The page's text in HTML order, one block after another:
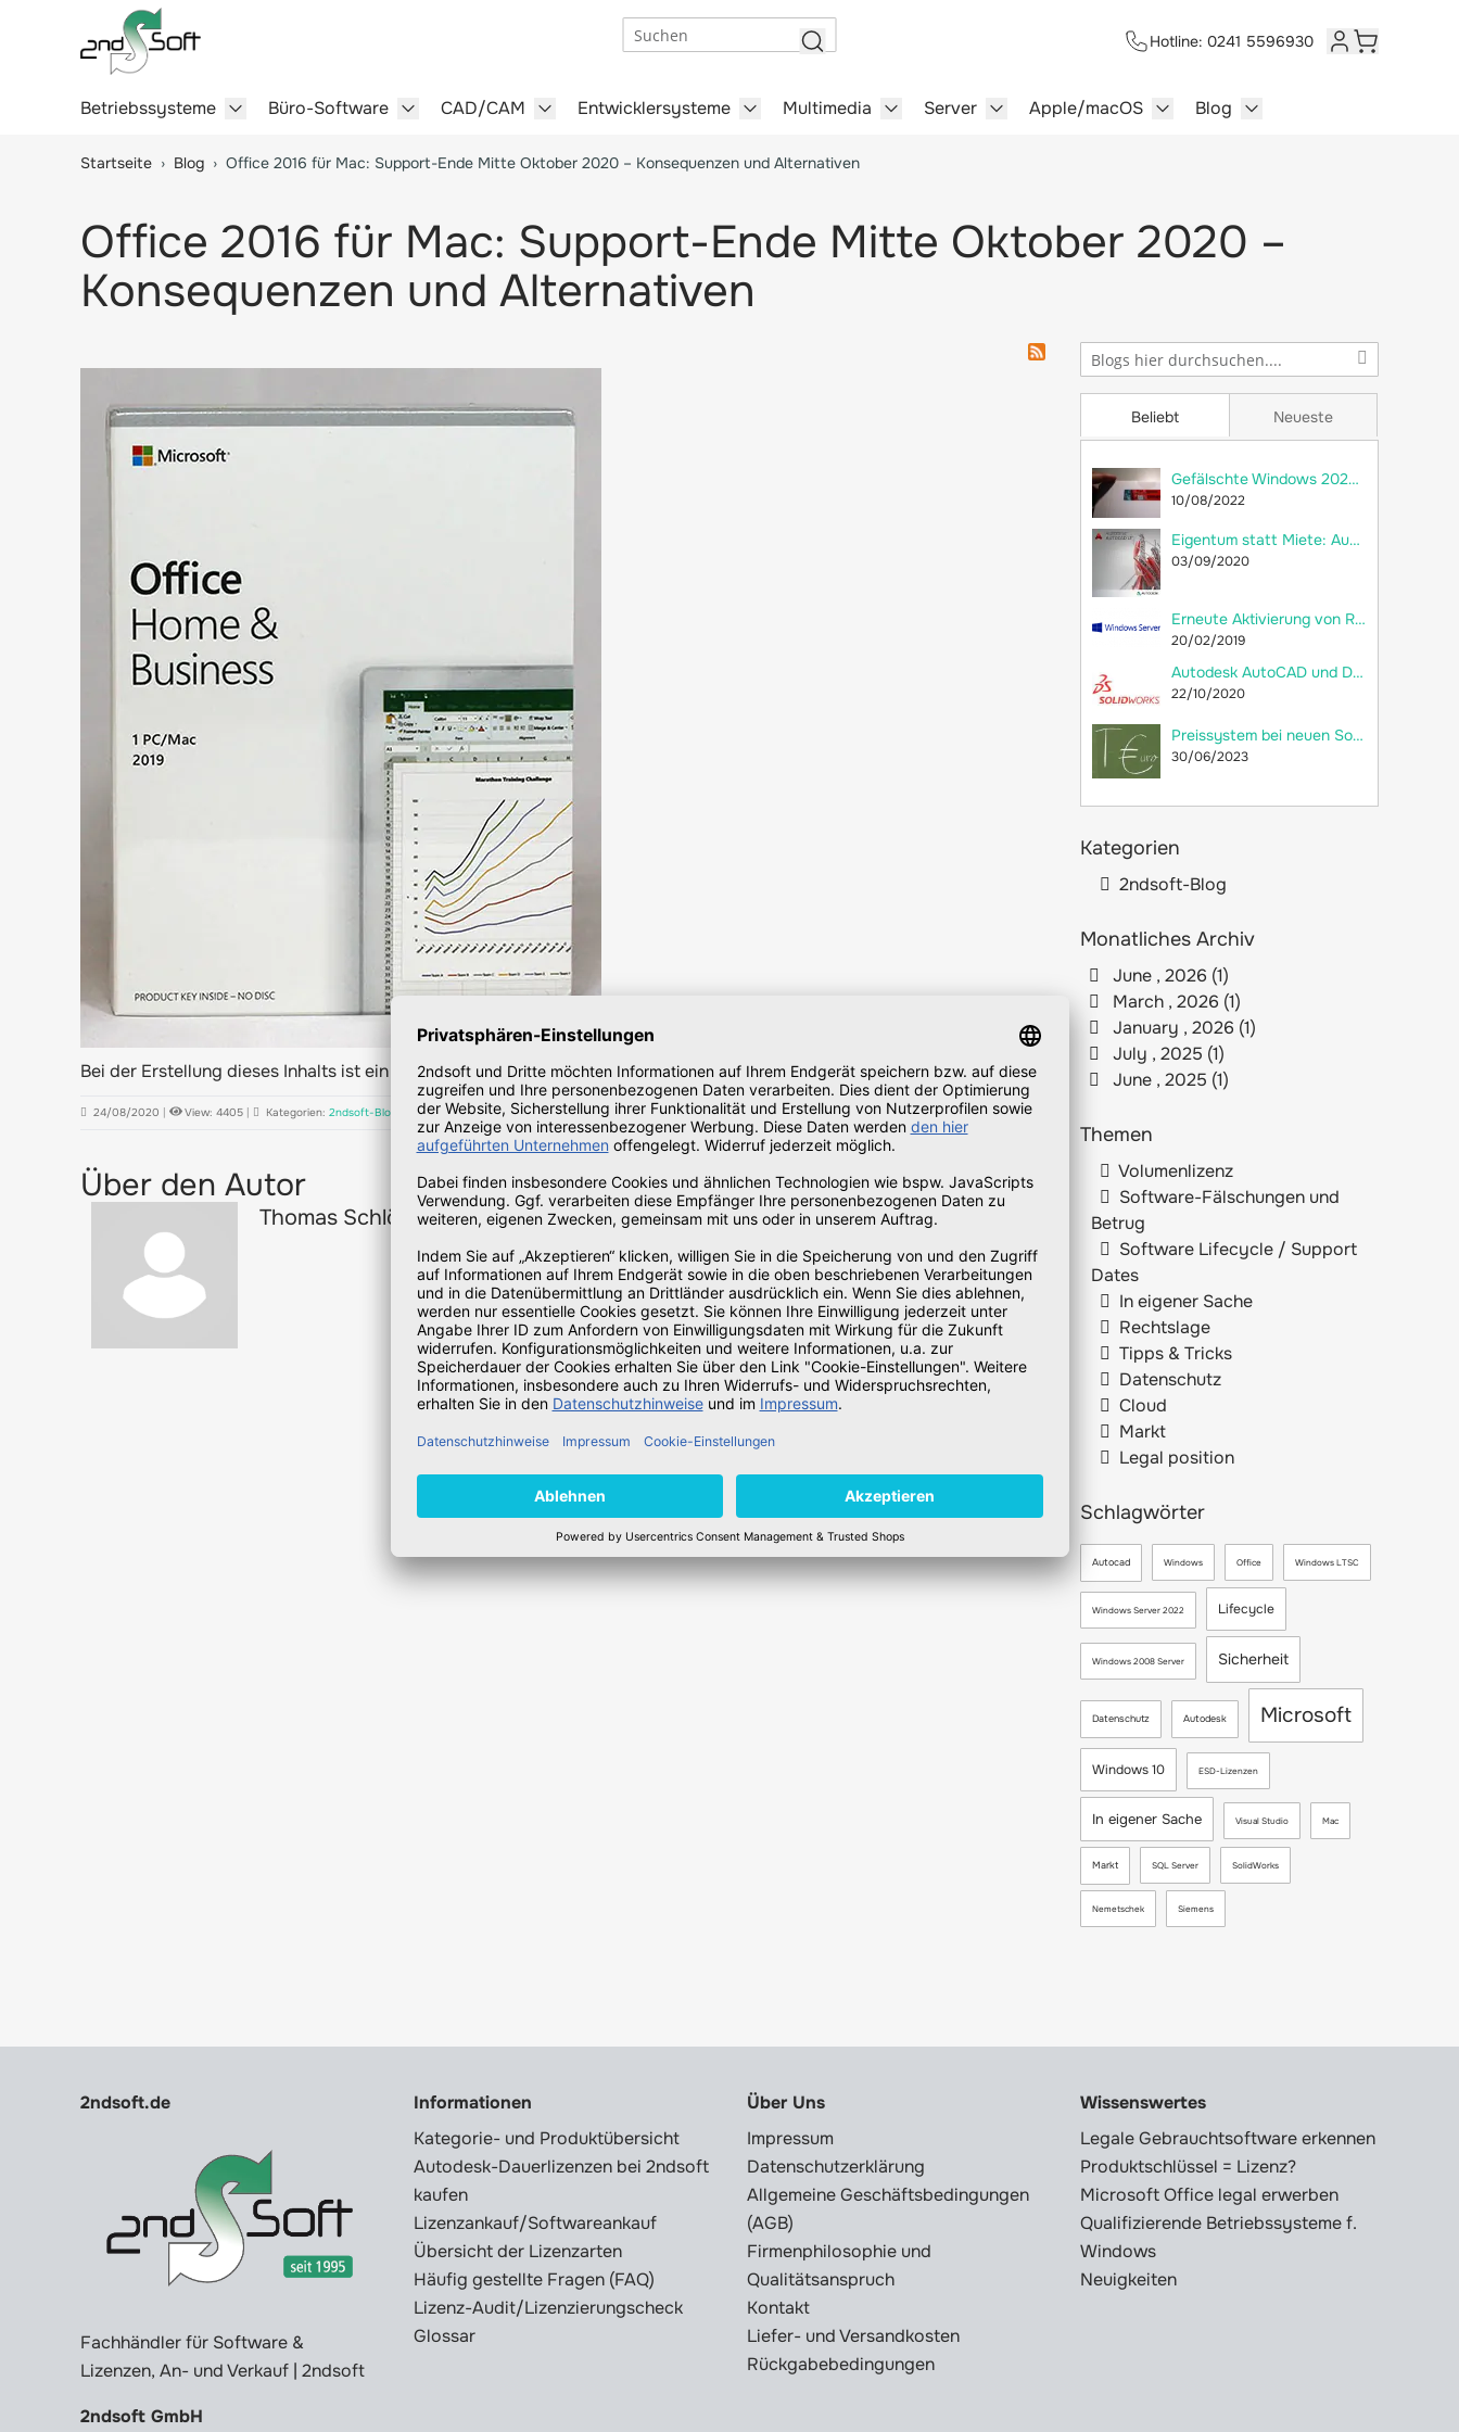
Betriebssysteme
Büro-Software
CAD/CAM
Entwicklersysteme
Multimedia
Server
Apple/macOS
Blog
Hotline: 0241 5596930 Kundenkonto
Warenkorb
Startseite › Blog › Office 2016 für Mac: Support-Ende Mitte Oktober 2020 – Konsequenzen und Alternativen
Office 2016 für Mac: Support-Ende Mitte Oktober 2020 –
Konsequenzen und Alternativen
Beliebt
Gefälschte Windows 2022 Server im Umlauf
10/08/2022
Eigentum statt Miete: Autodesk AutoCAD LT 2018 jetzt als Dauerlizenz bei 2ndsoft kaufen!
03/09/2020
Erneute Aktivierung von RDS-CALs und Neuerstellung der Remotedesktop-Lizenzdatenbank
20/02/2019
Autodesk AutoCAD und Dassault Systèmes SolidWorks: Welche Unterschiede gibt es?
22/10/2020
Preissystem bei neuen SolidWorks-Lizenzen: versteckte Preiserhöhung
30/06/2023
Neueste
Kategorien
2ndsoft-Blog
Monatliches Archiv
June , 2026 (1)
March , 2026 (1)
January , 2026 (1)
July , 2025 (1)
June , 2025 (1)
Themen
Volumenlizenz
Software-Fälschungen und
Betrug
Software Lifecycle / Support
Dates
In eigener Sache
Rechtslage
Tipps & Tricks
Datenschutz
Cloud
Markt
Legal position
Schlagwörter
Autocad Windows Office Windows LTSC
Windows Server 2022 Lifecycle
Windows 2008 Server Sicherheit
Datenschutz Autodesk Microsoft
Windows 10 ESD-Lizenzen
In eigener Sache Visual Studio Mac
Markt SQL Server SolidWorks
Nemetschek Siemens
Bei der Erstellung dieses Inhalts ist ein Fehler aufgetreten.
24/08/2020 | View: 4405 | Kategorien: 2ndsoft-Blog Tags: Lifecycle,Microsoft,Mac| Von:Thomas Schlösser
Über den Autor
Thomas Schlösser
2ndsoft.de
Fachhändler für Software &
Lizenzen, An- und Verkauf | 2ndsoft
2ndsoft GmbH
Informationen
Kategorie- und Produktübersicht
Autodesk-Dauerlizenzen bei 2ndsoft
kaufen
Lizenzankauf/Softwareankauf
Übersicht der Lizenzarten
Häufig gestellte Fragen (FAQ)
Lizenz-Audit/Lizenzierungscheck
Glossar
Über Uns
Impressum
Datenschutzerklärung
Allgemeine Geschäftsbedingungen
(AGB)
Firmenphilosophie und
Qualitätsanspruch
Kontakt
Liefer- und Versandkosten
Rückgabebedingungen
Wissenswertes
Legale Gebrauchtsoftware erkennen
Produktschlüssel = Lizenz?
Microsoft Office legal erwerben
Qualifizierende Betriebssysteme f.
Windows
Neuigkeiten